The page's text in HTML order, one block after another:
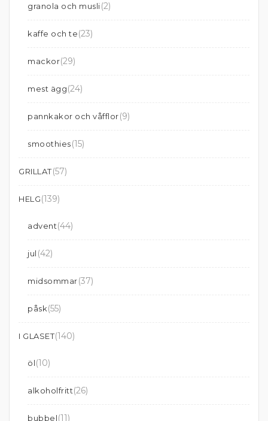
granola och musli(2)
kaffe och te(23)
mackor(29)
mest ägg(24)
pannkakor och våfflor(9)
smoothies(15)
GRILLAT(57)
HELG(139)
advent(44)
jul (42)
midsommar(37)
påsk(55)
I GLASET(140)
öl(10)
alkoholfritt(26)
bubbel(11)